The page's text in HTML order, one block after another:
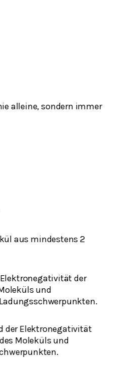
alleine, sondern immer
aus mindestens 2
der
und
der Elektronegativität
Moleküls und